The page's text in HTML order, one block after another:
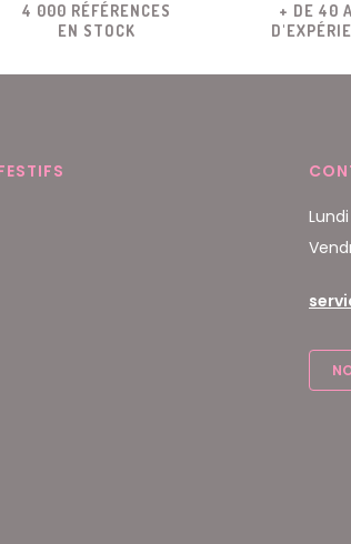
4 000 RÉFÉRENCES
EN STOCK
+ DE 40